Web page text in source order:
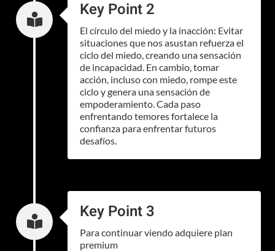
 Key Point 2
El círculo del miedo y la inacción: Evitar
situaciones que nos asustan refuerza el
ciclo del miedo, creando una sensación
de incapacidad. En cambio, tomar
acción, incluso con miedo, rompe este
ciclo y genera una sensación de
empoderamiento. Cada paso
enfrentando temores fortalece la
confianza para enfrentar futuros
desafíos.
 Key Point 3
Para continuar viendo adquiere plan
premium